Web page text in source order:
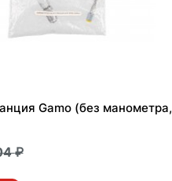
Gamo (без манометра,